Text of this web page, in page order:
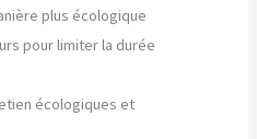
plus écologique
pour limiter la durée
écologiques et